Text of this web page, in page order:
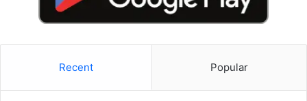
Recent Popular